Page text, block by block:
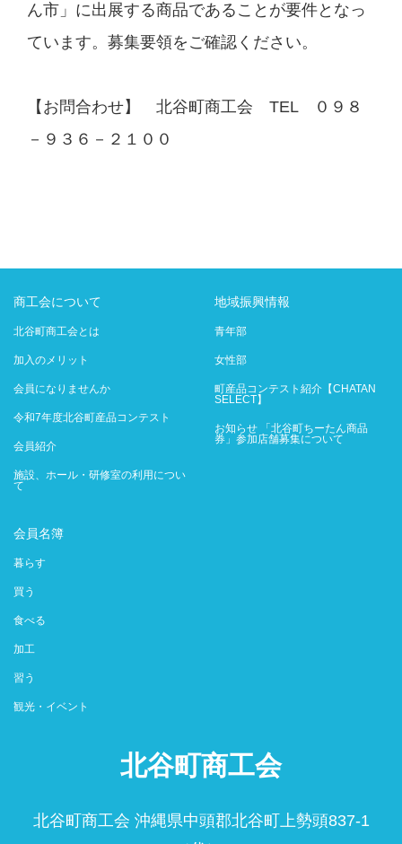
ん市」に出展する商品であることが要件となっ
ています。募集要領をご確認ください。
【お問合わせ】 北谷町商工会 TEL ０９８
－９３６－２１００
商工会について
北谷町商工会とは
加入のメリット
会員になりませんか
令和7年度北谷町産品コンテスト
会員紹介
施設、ホール・研修室の利用につい
て
地域振興情報
青年部
女性部
町産品コンテスト紹介【CHATAN
SELECT】
お知らせ 「北谷町ちーたん商品
券」参加店舗募集について
会員名簿
暮らす
買う
食べる
加工
習う
観光・イベント
北谷町商工会
北谷町商工会 沖縄県中頭郡北谷町上勢頭837-1